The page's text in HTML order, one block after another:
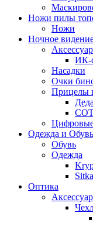
Ножи пилы
Ножи
Ночное
ИК-
Насадки
Очки
Прицелы
Одежда и Обувь
Обувь
Одежда
Sitka
Оптика